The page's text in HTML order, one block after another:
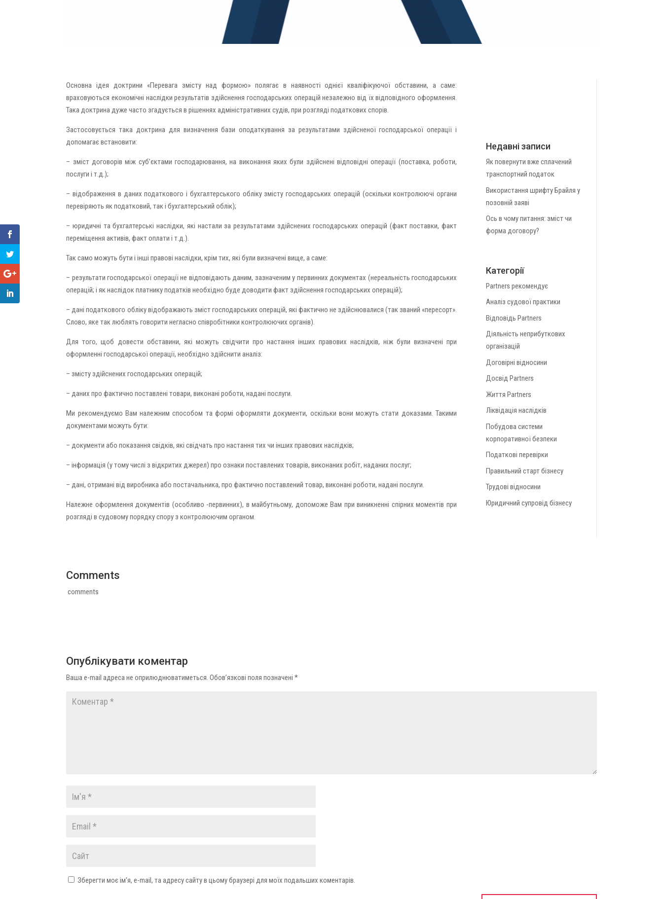
Основна ідея доктрини «Перевага змісту над формою» полягає в наявності однієї кваліфікуючої обставини, а саме:
враховуються економічні наслідки результатів здійснення господарських операцій незалежно від їх відповідного оформлення.
Така доктрина дуже часто згадується в рішеннях адміністративних судів, при розгляді податкових спорів.
Застосовується така доктрина для визначення бази оподаткування за результатами здійсненої господарської операції і
допомагає встановити:
– зміст договорів між суб’єктами господарювання, на виконання яких були здійснені відповідні операції (поставка, роботи,
послуги і т.д.);
– відображення в даних податкового і бухгалтерського обліку змісту господарських операцій (оскільки контролюючі органи
перевіряють як податковий, так і бухгалтерський облік);
– юридичні та бухгалтерські наслідки, які настали за результатами здійснених господарських операцій (факт поставки, факт
переміщення активів, факт оплати і т.д.).
Так само можуть бути і інші правові наслідки, крім тих, які були визначені вище, а саме:
– результати господарської операції не відповідають даним, зазначеним у первинних документах (нереальність господарських
операцій; і як наслідок платнику податків необхідно буде доводити факт здійснення господарських операцій);
– дані податкового обліку відображають зміст господарських операцій, які фактично не здійснювалися (так званий «пересорт».
Слово, яке так люблять говорити негласно співробітники контролюючих органів).
Для того, щоб довести обставини, які можуть свідчити про настання інших правових наслідків, ніж були визначені при
оформленні господарської операції, необхідно здійснити аналіз:
– змісту здійснених господарських операцій;
– даних про фактично поставлені товари, виконані роботи, надані послуги.
Ми рекомендуємо Вам належним способом та формі оформляти документи, оскільки вони можуть стати доказами. Такими
документами можуть бути:
– документи або показання свідків, які свідчать про настання тих чи інших правових наслідків;
– інформація (у тому числі з відкритих джерел) про ознаки поставлених товарів, виконаних робіт, наданих послуг;
– дані, отримані від виробника або постачальника, про фактично поставлений товар, виконані роботи, надані послуги.
Належне оформлення документів (особливо -первинних), в майбутньому, допоможе Вам при виникненні спірних моментів при
розгляді в судовому порядку спору з контролюючим органом.
Недавні записи
Як повернути вже сплачений
транспортний податок
Використання шрифту Брайля у
позовній заяві
Ось в чому питання: зміст чи
форма договору?
Категорії
Partners рекомендує
Аналіз судової практики
Відповідь Partners
Діяльність неприбуткових
організацій
Договірні відносини
Досвід Partners
Життя Partners
Ліквідація наслідків
Побудова системи
корпоративної безпеки
Податкові перевірки
Правильний старт бізнесу
Трудові відносини
Юридичний супровід бізнесу
Comments
comments
Опублікувати коментар
Ваша e-mail адреса не оприлюднюватиметься. Обов’язкові поля позначені*
Зберегти моє ім'я, e-mail, та адресу сайту в цьому браузері для моїх подальших коментарів.